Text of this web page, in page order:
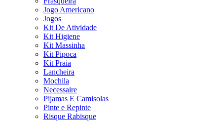
Jogo Americano
Jogos
Kit De Atividade
Kit Higiene
Kit Massinha
Kit Pipoca
Kit Praia
Lancheira
Mochila
Necessaire
Pijamas E Camisolas
Pinte e Repinte
Risque Rabisque